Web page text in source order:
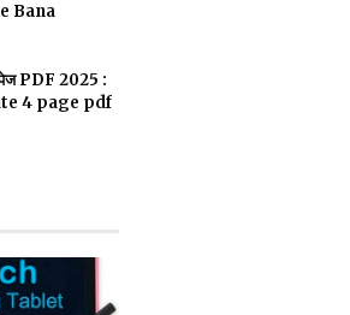
Bana
पेज PDF 2025 :
4 page pdf